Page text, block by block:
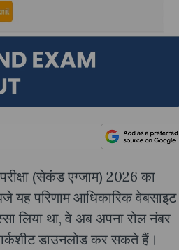
(सेकंड एग्जाम) 2026 का
यह परिणाम आधिकारिक वेबसाइट
लिया था, वे अब अपना रोल नंबर
डाउनलोड कर सकते हैं।